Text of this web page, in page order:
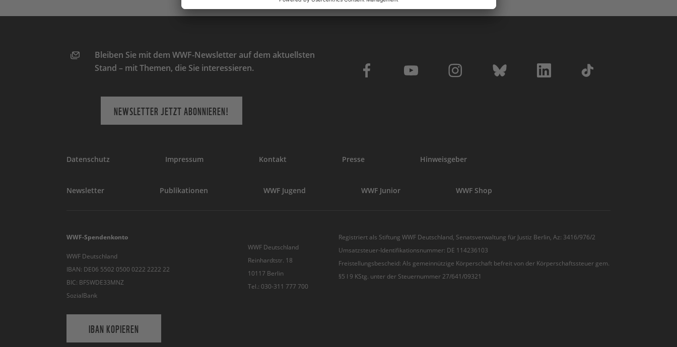
Bleiben Sie mit dem WWF-Newsletter auf dem aktuellsten
Stand – mit Themen, die Sie interessieren.
NEWSLETTER JETZT ABONNIEREN!
Datenschutz Impressum Kontakt Presse Hinweisgeber
Newsletter Publikationen WWF Jugend WWF Junior WWF Shop
WWF-Spendenkonto
WWF Deutschland
IBAN: DE06 5502 0500 0222 2222 22
BIC: BFSWDE33MNZ
SozialBank
IBAN KOPIEREN
WWF Deutschland
Reinhardtstr. 18
10117 Berlin
Tel.: 030-311 777 700
Registriert als Stiftung WWF Deutschland, Senatsverwaltung für Justiz Berlin, Az: 3416/976/2
Umsatzsteuer-Identifikationsnummer: DE 114236103
Freistellungsbescheid: Als gemeinnützige Körperschaft befreit von der Körperschaftssteuer gem.
§5 I 9 KStg. unter der Steuernummer 27/641/09321